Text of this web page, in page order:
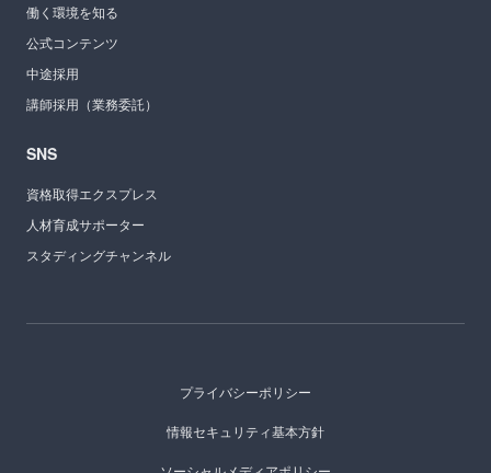
働く環境を知る
公式コンテンツ
中途採用
講師採用（業務委託）
SNS
資格取得エクスプレス
人材育成サポーター
スタディングチャンネル
プライバシーポリシー
情報セキュリティ基本方針